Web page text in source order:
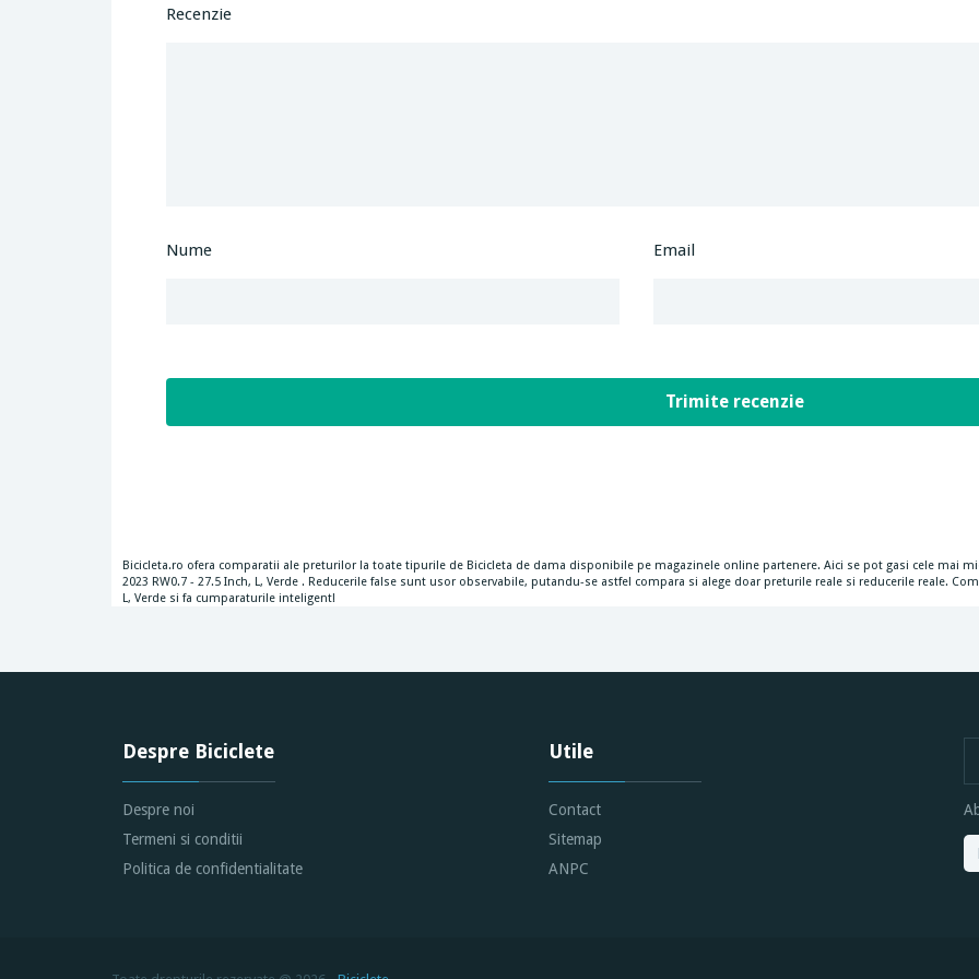
Recenzie
Nume Email
Bicicleta.ro ofera comparatii ale preturilor la toate tipurile de Bicicleta de dama disponibile pe magazinele online partenere. Aici se pot gasi cele mai
2023 RW0.7 - 27.5 Inch, L, Verde . Reducerile false sunt usor observabile, putandu-se astfel compara si alege doar preturile reale si reducerile reale.
L, Verde si fa cumparaturile inteligent!
Despre Biciclete
Despre noi
Termeni si conditii
Politica de confidentialitate
Utile
Contact
Sitemap
ANPC